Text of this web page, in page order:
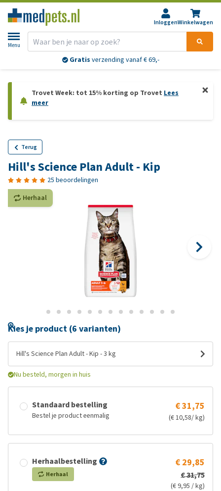
InloggenWinkelwagen
Menu
Gratis verzending vanaf € 69,-
Trovet Week: tot 15% korting op Trovet Lees
meer
Terug
Hill's Science Plan Adult - Kip
25 beoordelingen
Herhaal
Kies je product (6 varianten)
Hill's Science Plan Adult - Kip - 3 kg
Nu besteld, morgen in huis
Standaard bestelling
Bestel je product eenmalig
€ 31,75
(€ 10,58/ kg)
Herhaalbestelling
Herhaal
€ 29,85
€ 31,75
(€ 9,95 / kg)